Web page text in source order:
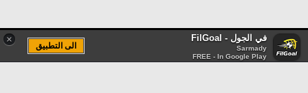
× في الجول - FilGoal
Sarmady
FREE - In Google Play
الى التطبيق